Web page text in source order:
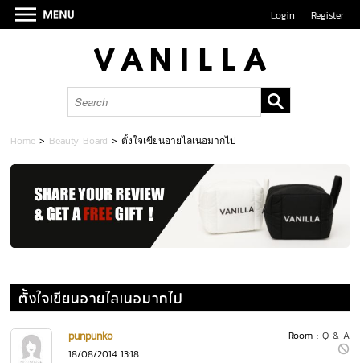
Login Register
Home > Beauty Board >ตั้งใจเขียนอายไลเนอมากไป
ตั้งใจเขียนอายไลเนอมากไป
Room : Q & A
punpunko
18/08/2014 13:18